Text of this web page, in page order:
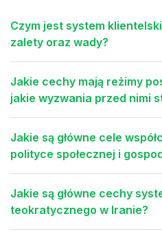
Czym jest system
zalety oraz wady?
Jakie cechy mają reżimy
jakie wyzwania przed nimi
Jakie są główne cele
polityce społecznej i
Jakie są główne cechy
teokratycznego w Iranie?